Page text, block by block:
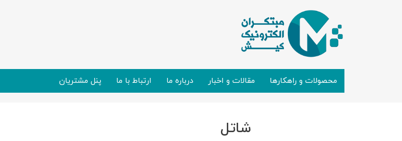
محصولات و راهکارها مقالات و اخبار درباره ما ارتباط با ما پنل مشتریان
شاتل